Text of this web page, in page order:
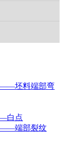
——坯料端部弯
白点
——端部裂纹